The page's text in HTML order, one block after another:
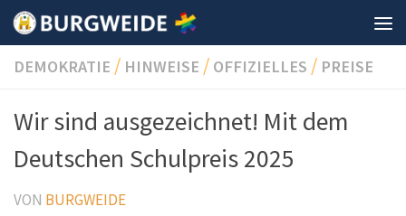
Unter dem Inhalt
DEMOKRATIE / HINWEISE / OFFIZIELLES / PREISE
Wir sind ausgezeichnet! Mit dem
Deutschen Schulpreis 2025
VON BURGWEIDE